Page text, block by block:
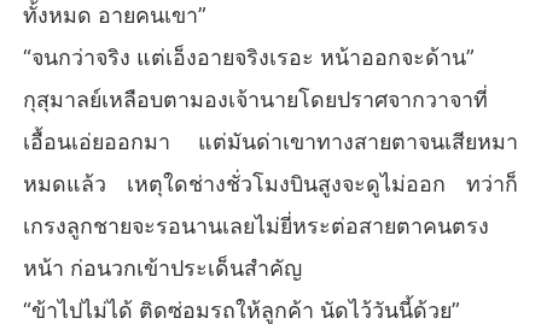
ทั้งหมด อายคนเขา”
“จนกว่าจริง แต่เอ็งอายจริงเรอะ หน้าออกจะด้าน”
กุสุมาลย์เหลือบตามองเจ้านายโดยปราศจากวาจาที่
เอื้อนเอ่ยออกมา แต่มันด่าเขาทางสายตาจนเสียหมา
หมดแล้ว เหตุใดช่างชั่วโมงบินสูงจะดูไม่ออก ทว่าก็
เกรงลูกชายจะรอนานเลยไม่ยี่หระต่อสายตาคนตรง
หน้า ก่อนวกเข้าประเด็นสำคัญ
“ข้าไปไม่ได้ ติดซ่อมรถให้ลูกค้า นัดไว้วันนี้ด้วย”